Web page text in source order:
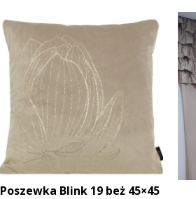
Poszewka Blink 19 beż 45×45